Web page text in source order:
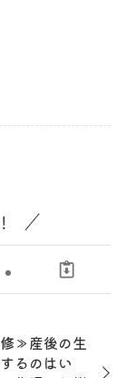
≫産後の生
るのはい